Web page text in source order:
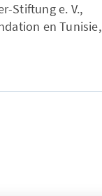
Stiftung e. V.,
en Tunisie,